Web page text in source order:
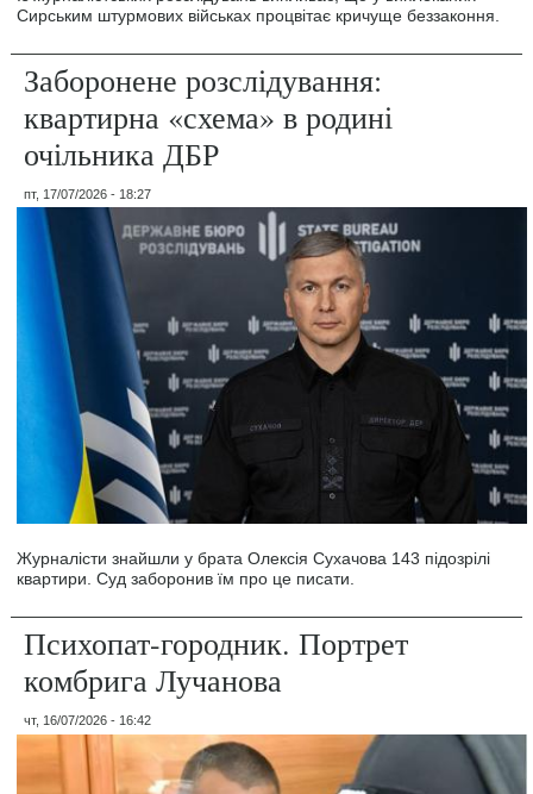
Сирським штурмових військах процвітає кричуще беззаконня.
Заборонене розслідування:
квартирна «схема» в родині
очільника ДБР
пт, 17/07/2026 - 18:27
Журналісти знайшли у брата Олексія Сухачова 143 підозрілі
квартири. Суд заборонив їм про це писати.
Психопат-городник. Портрет
комбрига Лучанова
чт, 16/07/2026 - 16:42